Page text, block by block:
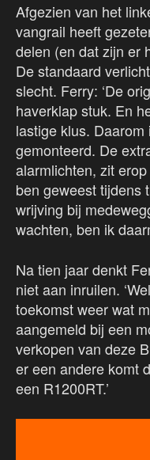
Afgezien van het
vangrail heeft
delen (en dat zijn er
De standaard
slecht. Ferry: ‘De
haverklap stuk. En
lastige klus.
gemonteerd. De
alarmlichten, zit
ben geweest tijdens
wrijving bij
wachten, ben ik
Na tien jaar denkt
niet aan inruilen.
toekomst weer wat
aangemeld bij een
verkopen van deze
er een andere komt
een R1200RT.’